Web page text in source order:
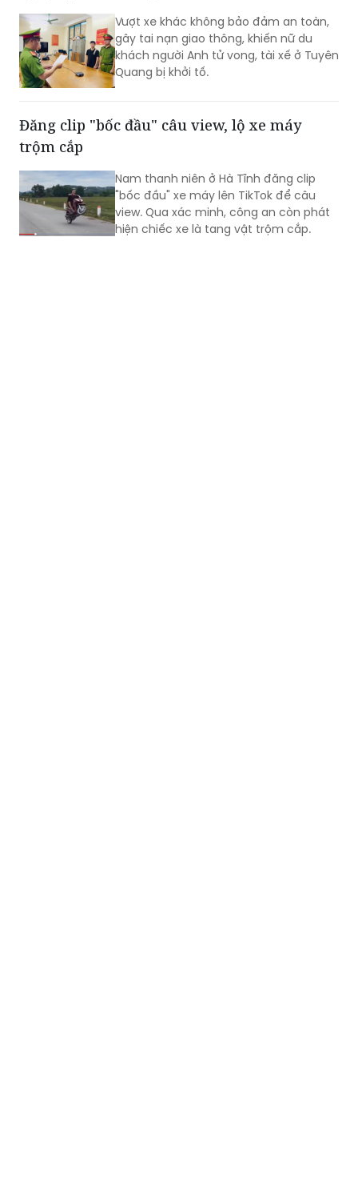
Vượt xe khác không bảo đảm an toàn,
gây tai nạn giao thông, khiến nữ du
khách người Anh tử vong, tài xế ở Tuyên
Quang bị khởi tố.
Đăng clip "bốc đầu" câu view, lộ xe máy
trộm cắp
Nam thanh niên ở Hà Tĩnh đăng clip
"bốc đầu" xe máy lên TikTok để câu
view. Qua xác minh, công an còn phát
hiện chiếc xe là tang vật trộm cắp.​